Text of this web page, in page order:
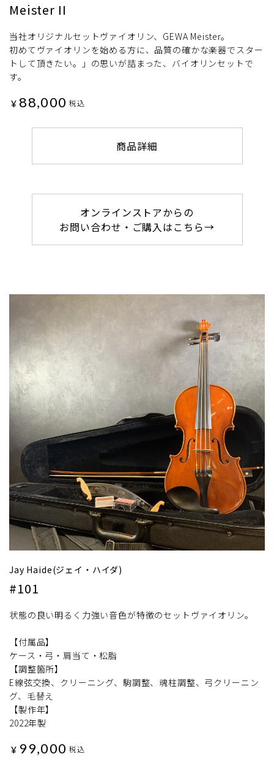
Meister II
当社オリジナルセットヴァイオリン、GEWA Meister。
初めてヴァイオリンを始める方に、品質の確かな楽器でスター
トして頂きたい。」の思いが詰まった、バイオリンセットで
す。
¥ 88,000 税込
商品詳細
オンラインストアからの
お問い合わせ・ご購入はこちら→
Jay Haide(ジェイ・ハイダ)
#101
状態の良い明るく力強い音色が特徴のセットヴァイオリン。
【付属品】
ケース・弓・肩当て・松脂
【調整箇所】
E線弦交換、クリーニング、駒調整、魂柱調整、弓クリーニン
グ、毛替え
【製作年】
2022年製
¥ 99,000 税込